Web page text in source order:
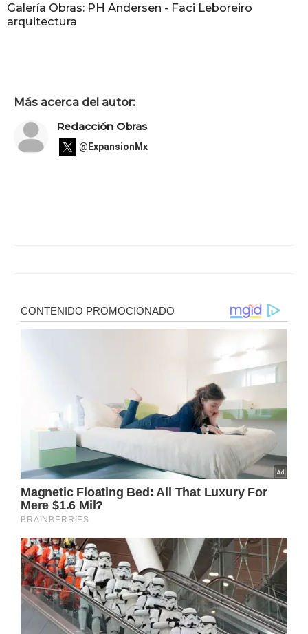
Galería Obras: PH Andersen - Faci Leboreiro
arquitectura
Más acerca del autor:
Redacción Obras
@ExpansionMx